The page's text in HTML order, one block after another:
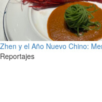
Zhen y el Año Nuevo Chino:
Reportajes